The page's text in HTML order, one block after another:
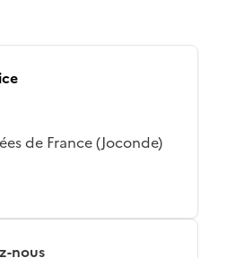
de France (Joconde)
nous